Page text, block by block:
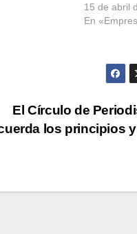
15 de abril
En
El Círculo de
los principios